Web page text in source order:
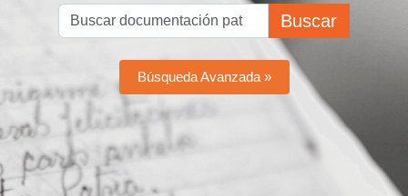
Buscar
Búsqueda Avanzada »